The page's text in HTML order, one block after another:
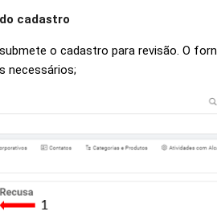
cadastro
o cadastro para revisão. O
necessários;